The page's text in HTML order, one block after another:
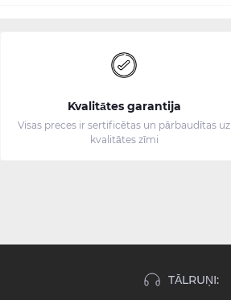
Kvalitātes garantija
Visas preces ir sertificētas un pārbaudītas uz
kvalitātes zīmi
TĀLRUŅI: